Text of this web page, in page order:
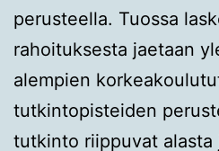
perusteella. Tuossa
rahoituksesta jaetaan
alempien
tutkintopisteiden
tutkinto riippuvat alasta